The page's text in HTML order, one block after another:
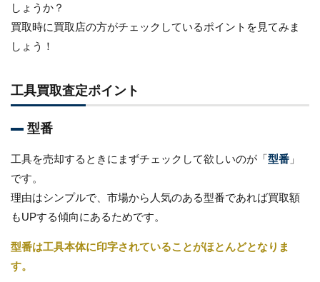
しょうか？
買取時に買取店の方がチェックしているポイントを見てみま
しょう！
工具買取査定ポイント
型番
工具を売却するときにまずチェックして欲しいのが「型番 」
です。
理由はシンプルで、市場から人気のある型番であれば買取額
もUPする傾向にあるためです。
型番は工具本体に印字されていることがほとんどとなりま
す。